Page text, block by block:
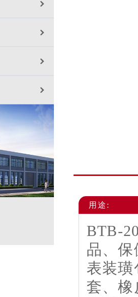
用途:
BTB-
品、
表装
套、